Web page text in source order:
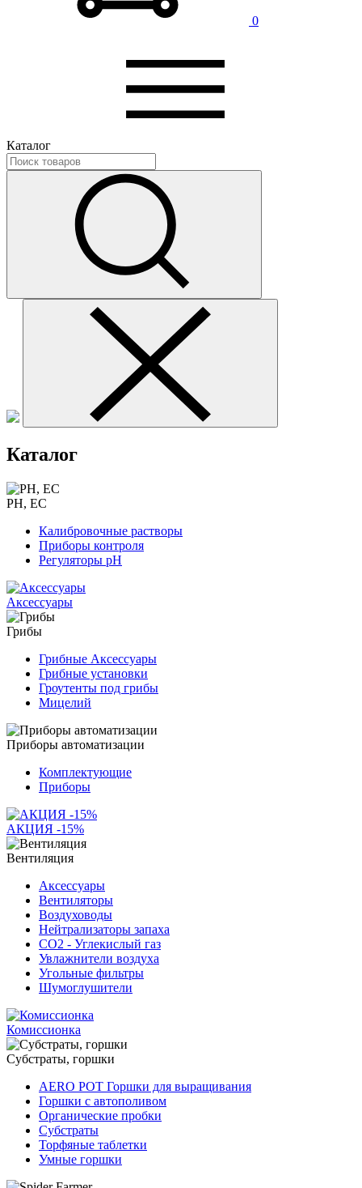
0
Каталог
Каталог
PH, EC
Калибровочные растворы
Приборы контроля
Регуляторы pH
Аксессуары
Грибы
Грибные Аксессуары
Грибные установки
Гроутенты под грибы
Мицелий
Приборы автоматизации
Комплектующие
Приборы
АКЦИЯ -15%
Вентиляция
Аксессуары
Вентиляторы
Воздуховоды
Нейтрализаторы запаха
СО2 - Углекислый газ
Увлажнители воздуха
Угольные фильтры
Шумоглушители
Комиссионка
Субстраты, горшки
AERO POT Горшки для выращивания
Горшки с автополивом
Органические пробки
Субстраты
Торфяные таблетки
Умные горшки